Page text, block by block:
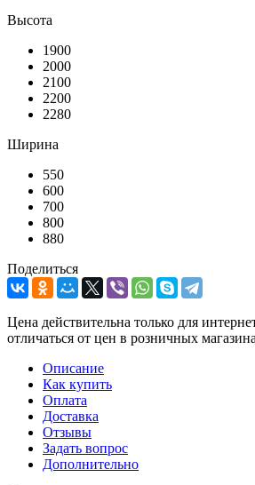
Высота
1900
2000
2100
2200
2280
Ширина
550
600
700
800
880
Поделиться
Цена действительна только для
отличаться от цен в розничных
Описание
Как купить
Оплата
Доставка
Отзывы
Задать вопрос
Дополнительно